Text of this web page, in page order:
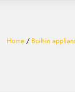
Home/ Built-in